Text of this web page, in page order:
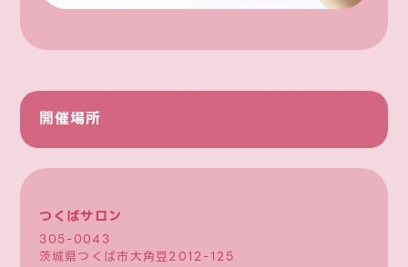
開催場所
つくばサロン
305-0043
茨城県つくば市大角豆2012-125